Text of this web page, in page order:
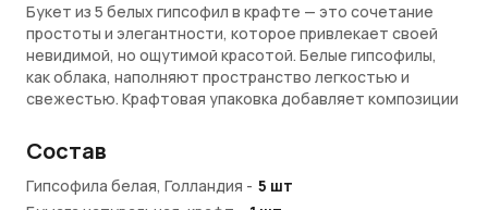
Букет из 5 белых гипсофил в крафте — это сочетание
простоты и элегантности, которое привлекает своей
невидимой, но ощутимой красотой. Белые гипсофилы,
как облака, наполняют пространство легкостью и
свежестью. Крафтовая упаковка добавляет композиции
атмосферу. Этот букет подойдет для тех, кто ценит
минимализм и спокойную красоту.
Символика белых гипсофил
Состав
Гипсофила белая, Голландия - 5 шт